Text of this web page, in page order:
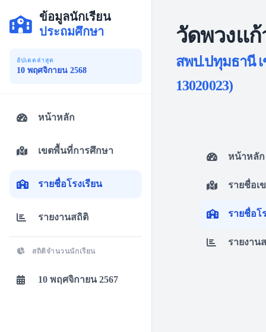
วัดพวงแก้
สพป.ปทุมธานี เ
13020023)
หน้าหลัก
รายชื่อเ
รายชื่อโ
รายงาน
ข้อมูลนักเรียน
ประถมศึกษา
อัปเดตล่าสุด
10 พฤศจิกายน 2568
หน้าหลัก
เขตพื้นที่การศึกษา
รายชื่อโรงเรียน
รายงานสถิติ
สถิติจำนวนนักเรียน
10 พฤศจิกายน 2567